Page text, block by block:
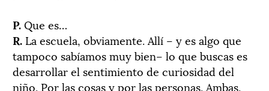
P.Que es…
R. La escuela, obviamente. Allí – y es algo que
tampoco sabíamos muy bien– lo que buscas es
desarrollar el sentimiento de curiosidad del
niño. Por las cosas y por las personas. Ambas,